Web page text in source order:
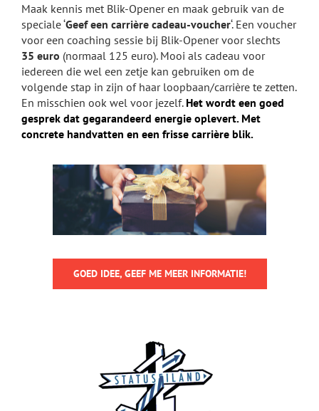
Maak kennis met Blik-Opener en maak gebruik van de
speciale ‘Geef een carrière cadeau-voucher‘. Een voucher
voor een coaching sessie bij Blik-Opener voor slechts
35 euro (normaal 125 euro). Mooi als cadeau voor
iedereen die wel een zetje kan gebruiken om de
volgende stap in zijn of haar loopbaan/carrière te zetten.
En misschien ook wel voor jezelf. Het wordt een goed
gesprek dat gegarandeerd energie oplevert. Met
concrete handvatten en een frisse carrière blik.
GOED IDEE, GEEF ME MEER INFORMATIE!